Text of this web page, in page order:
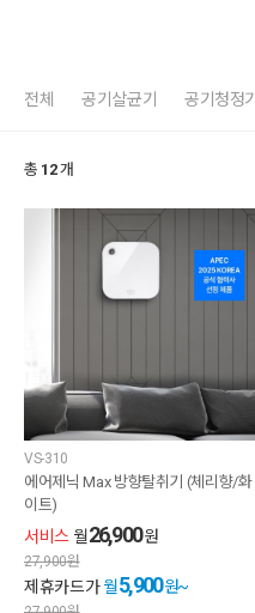
전체 공기살균기 공기청정기
총 12개
VS-310
에어제닉 Max 방향탈취기 (체리향/화
이트)
서비스 월26,900원
27,900원
제휴카드가 월5,900원~